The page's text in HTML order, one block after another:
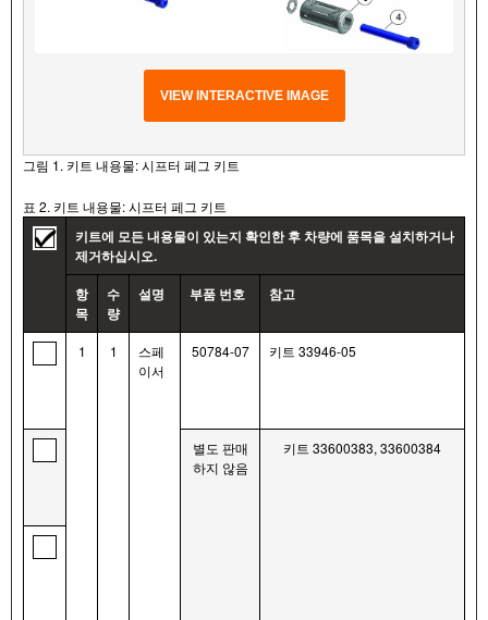
VIEW INTERACTIVE IMAGE
그림 1. 키트 내용물: 시프터 페그 키트
표 2. 키트 내용물: 시프터 페그 키트
키트에 모든 내용물이 있는지 확인한 후 차량에 품목을 설치하거나
제거하십시오.
항
목
수
량
설명 부품 번호 참고
1 1
스페
이서
50784-07 키트 33946-05
별도 판매
하지 않음
키트 33600383, 33600384